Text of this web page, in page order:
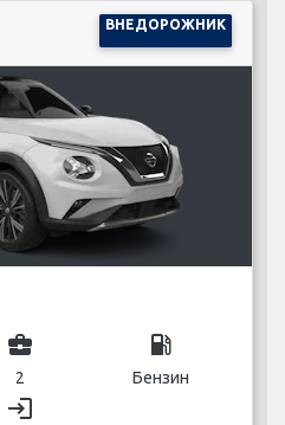
ВНЕДОРОЖНИК
business_center
2
local_gas_station
Бензин
login